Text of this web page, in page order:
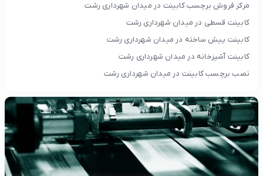
مرکز فروش برچسب کابینت در میدان شهرداری رشت
کابینت قسطی در میدان شهرداری رشت
کابینت پیش ساخته در میدان شهرداری رشت
کابینت آشپزخانه در میدان شهرداری رشت
نصب برچسب کابینت در میدان شهرداری رشت